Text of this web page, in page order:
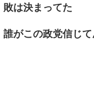
敗は決まってた
誰がこの政党信じ